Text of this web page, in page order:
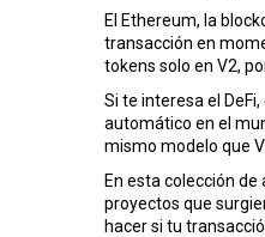
El Ethereum, la
transacción en
tokens solo en V2,
Si te interesa el DeFi,
automático en el
mismo modelo que
En esta colección
proyectos que
hacer si tu